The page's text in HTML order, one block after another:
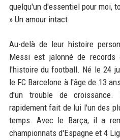
quelqu'un d'essentiel pour moi,
» Un amour intact.
Au-delà de leur histoire
Messi est jalonné de
l'histoire du football. Né le 24
le FC Barcelone à l'âge de 13
d'un trouble de croissance.
rapidement fait de lui l'un des
temps. Avec le Barça, il a
championnats d'Espagne et 4